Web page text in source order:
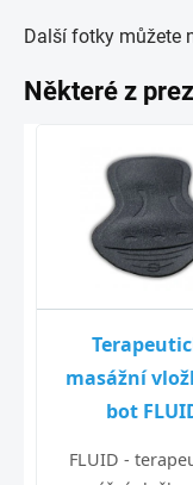
Další fotky můžete
Některé z